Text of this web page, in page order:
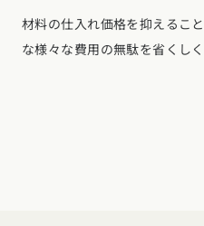
材料の仕入れ価格を抑えるこ
な様々な費用の無駄を省くし
香川県 (1)徳島県 (10)愛媛県